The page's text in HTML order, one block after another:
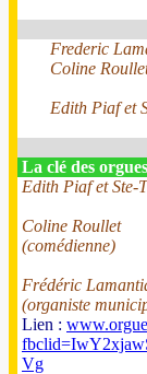
Frederic
Coline
Edith Piaf et
La clé des orgues
Edith Piaf et Ste-
Coline Roullet
(comédienne)
Frédéric
(organiste
Lien :
Vg